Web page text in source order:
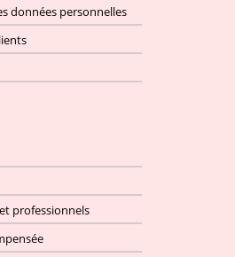
données personnelles
professionnels